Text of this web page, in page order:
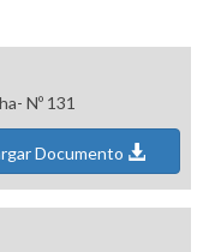
Nº 131
Documento